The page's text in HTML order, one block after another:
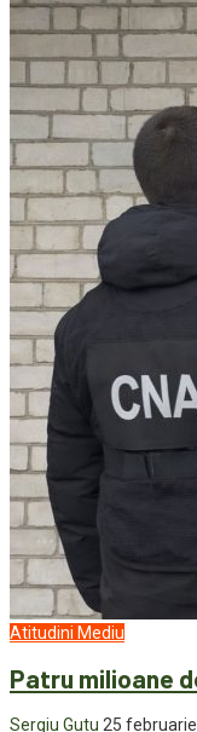
Atitudini Mediu
Patru milioane
Sergiu Gutu 25